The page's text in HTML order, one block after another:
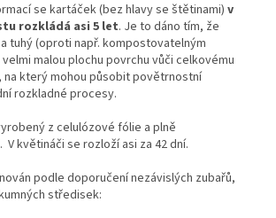
se kartáček (bez hlavy se štětinami) v
rozkládá asi 5 let. Je to dáno tím, že
tuhý (oproti např. kompostovatelným
malou plochu povrchu vůči celkovému
na který mohou působit povětrnostní
rozkladné procesy.
z celulózové fólie a plně
květináči se rozloží asi za 42 dní.
podle doporučení nezávislých zubařů,
středisek: